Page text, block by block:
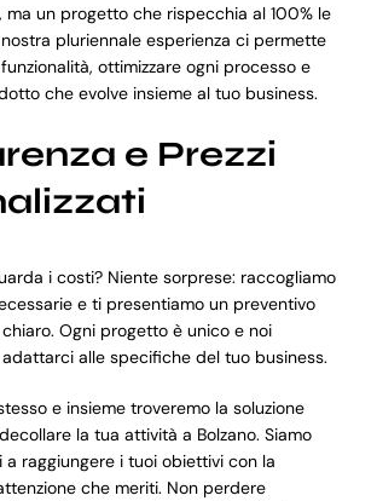
ma un progetto che rispecchia al 100% le
pluriennale esperienza ci permette
ottimizzare ogni processo e
che evolve insieme al tuo business.
e Prezzi
i costi? Niente sorprese: raccogliamo
e ti presentiamo un preventivo
Ogni progetto è unico e noi
alle specifiche del tuo business.
e insieme troveremo la soluzione
la tua attività a Bolzano. Siamo
raggiungere i tuoi obiettivi con la
che meriti. Non perdere